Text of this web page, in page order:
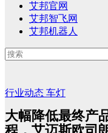
艾邦官网
艾邦智飞网
艾邦机器人
行业动态 车灯
大幅降低最终产